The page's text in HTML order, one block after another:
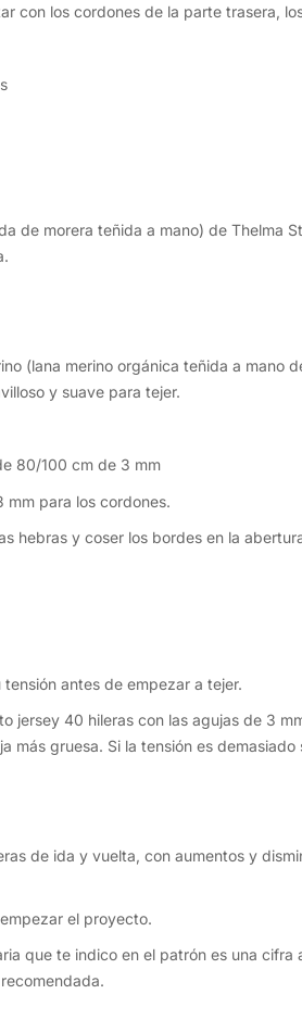
con los cordones de la parte trasera,
de morera teñida a mano) de Thelma
(lana merino orgánica teñida a
y suave para tejer.
80/100 cm de 3 mm
para los cordones.
hebras y coser los bordes en la
antes de empezar a tejer.
jersey 40 hileras con las agujas de 3
más gruesa. Si la tensión es
de ida y vuelta, con aumentos y
el proyecto.
que te indico en el patrón es una